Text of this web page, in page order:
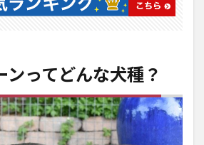
ンってどんな犬種？